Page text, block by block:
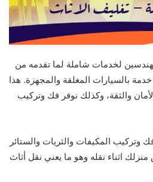
لخدمات شاملة لما تقدمه من
بالسيارات المغلقة والمجهزة. هذا
والثقة، وكذلك نوفر فك وتركيب
وتركيب المكيفات والثريات والستائر
اثناء نقله وهو ما يعني نقل أثاث